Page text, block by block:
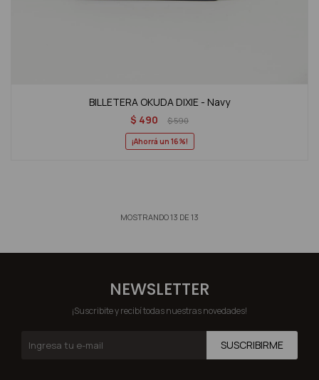
BILLETERA OKUDA DIXIE - Navy
$ 490 $590
16
MOSTRANDO13 DE 13
NEWSLETTER
¡Suscribite y recibí todas nuestras novedades!
SUSCRIBIRME